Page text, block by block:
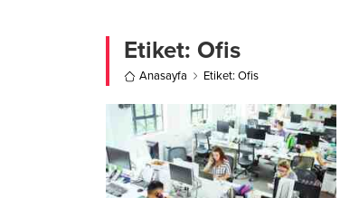
Etiket: Ofis
Anasayfa Etiket: Ofis